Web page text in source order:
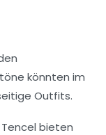
könnten im
Outfits.
Tencel bieten